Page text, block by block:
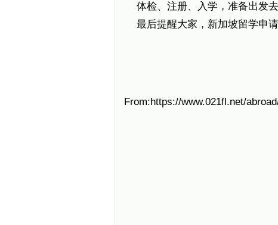
体检、注册、入学，准备出发
最后提醒大家，新加坡留学申
From:https://www.021fl.net/